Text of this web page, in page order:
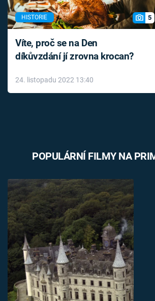
HISTORIE 5
Víte, proč se na Den
díkůvzdání jí zrovna krocan?
24. listopadu 2022 13:40
POPULÁRNÍ FILMY NA